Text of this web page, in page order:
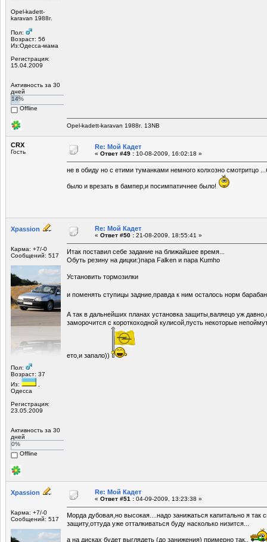
Opel-kadett-
karavan 1988г.
Пол:
Возраст: 56
Из:Одесса-мама
Регистрация:
15.04.2009
Активность за 30
дней
14%
Offline
Opel-kadett-karavan 1988г. 13NB
CRX
Гость
Re: Мой Кадет
« Ответ #49 : 10-08-2009, 16:02:18 »
не в обиду но с етими туманками немного колхозно смотритцо
было и врезать в бампер,и посимпатичнее было!
Xpassion
Карма: +7/-0
Сообщений: 517
Пол:
Возраст: 37
Из:
Одесса
Регистрация:
23.05.2009
Активность за 30
дней
0%
Offline
Re: Мой Кадет
« Ответ #50 : 21-08-2009, 18:55:41 »
Итак поставил себе задание на ближайшее время...
Обуть резину на дицки:)пара Falken и пара Kumho
Установить тормозилки
и поменять ступицы задние,правда к ним осталось норм
А так в дальнейших планах установка защиты,валяецо уж
заморочится с короткоходной кулисой,пусть некоторые
ето,и запало))
Xpassion
Карма: +7/-0
Сообщений: 517
Re: Мой Кадет
« Ответ #51 : 04-09-2009, 13:23:38 »
Морда дубовая,но высокая....надо занижаться капитально я так
защиту,оттуда уже отталкиваться буду насколько низится...
а на дисках будет выглядеть (до занижения) примерно так..